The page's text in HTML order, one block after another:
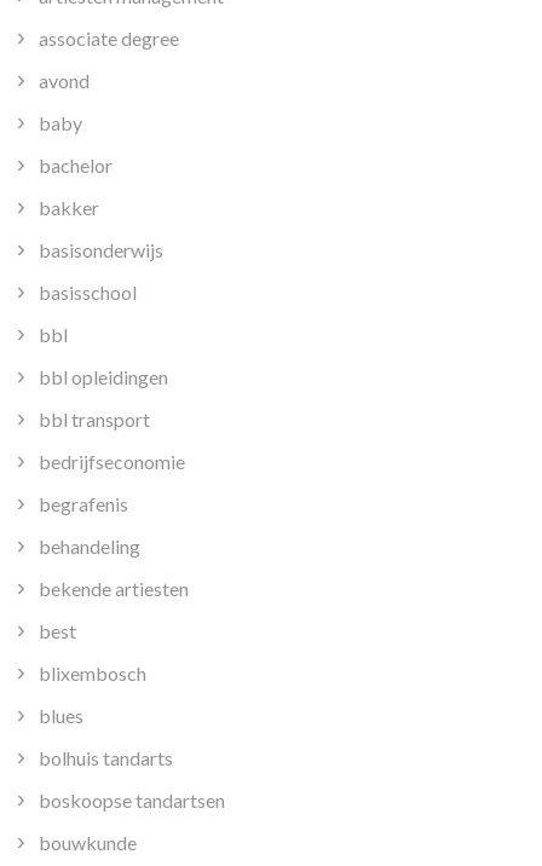
associate degree
avond
baby
bachelor
bakker
basisonderwijs
basisschool
bbl
bbl opleidingen
bbl transport
bedrijfseconomie
begrafenis
behandeling
bekende artiesten
best
blixembosch
blues
bolhuis tandarts
boskoopse tandartsen
bouwkunde